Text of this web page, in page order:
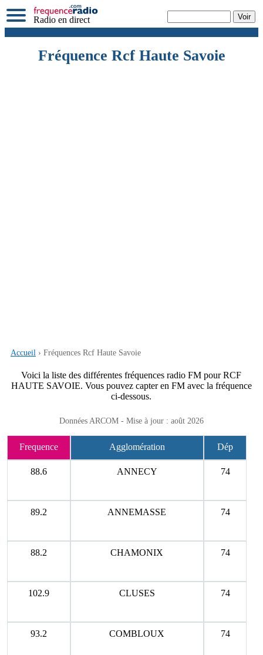
Radio en direct
Fréquence Rcf Haute Savoie
Accueil › Fréquences Rcf Haute Savoie
Voici la liste des différentes fréquences radio FM pour RCF
HAUTE SAVOIE. Vous pouvez capter en FM avec la fréquence
ci-dessous.
Données ARCOM - Mise à jour : août 2026
Frequence Agglomération Dép
88.6 ANNECY 74
89.2 ANNEMASSE 74
88.2 CHAMONIX 74
102.9 CLUSES 74
93.2 COMBLOUX 74